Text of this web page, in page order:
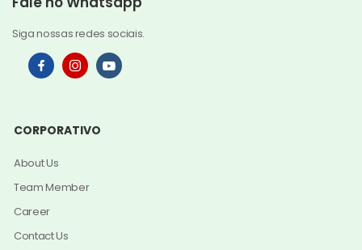
Siga nossas redes sociais.
CORPORATIVO
About Us
Team Member
Career
Contact Us